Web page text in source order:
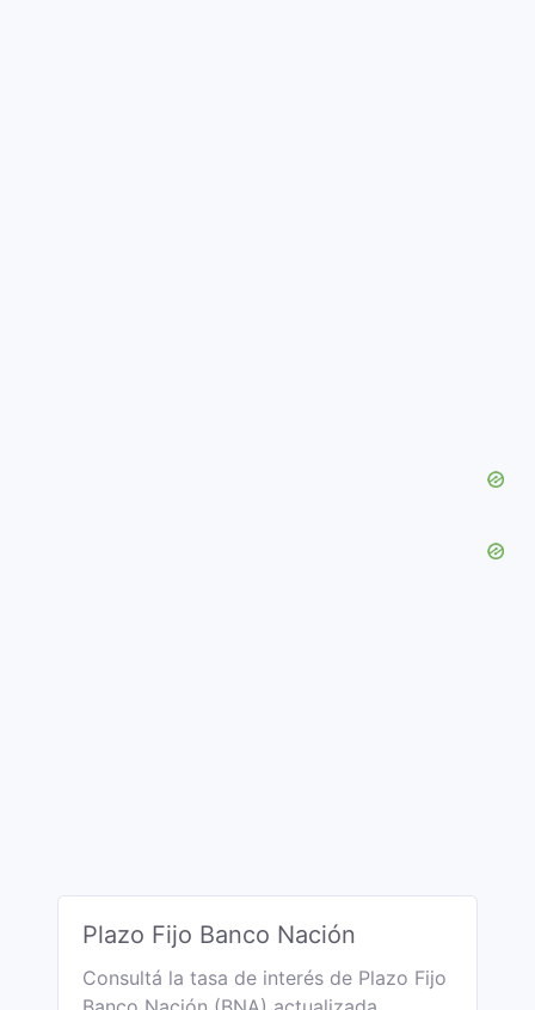
Plazo Fijo Banco Nación
Consultá la tasa de interés de Plazo Fijo